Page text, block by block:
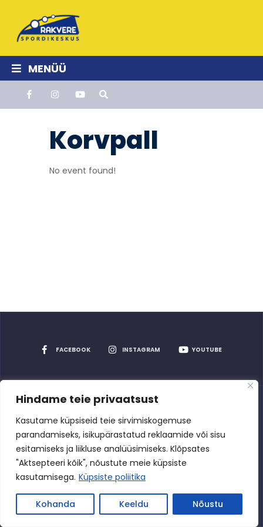
Hindame teie privaatsust
Kasutame küpsiseid teie sirvimiskogemuse
parandamiseks, isikupärastatud reklaamide või sisu
esitamiseks ja liikluse analüüsimiseks. Klõpsates
"Aktsepteeri kõik", nõustute meie küpsiste
kasutamisega. Küpsiste poliitika
Kohanda Keeldu Nõustu
MENÜÜ
Korvpall
No event found!
FACEBOOK INSTAGRAM YOUTUBE
Rakvere Spordikeskus2026
Kõik õigused kaitstud